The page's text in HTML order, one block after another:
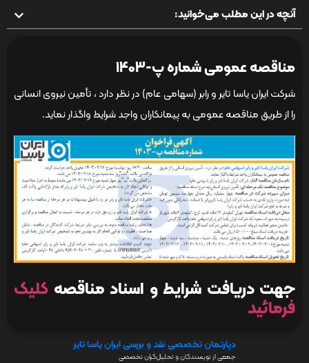
آنچه در این مطلب می‌خوانید:
مناقصه عمومی شماره پ-1403
شرکت ایران یاسا تایر و رابر (سهامی عام) در نظر دارد ، تأمین نیروی انسانی
را از طریق مناقصه عمومی به پیمانکاران واجد شرایط واگذار نماید.
جهت دریافت شرایط و اسناد مناقصه کلیک
فرمائید
دپارتمان تخصصی نقد و بررسی ایران یاسا تایر
جمعی از نویسندگان و تحلیل‌گران تخصصی